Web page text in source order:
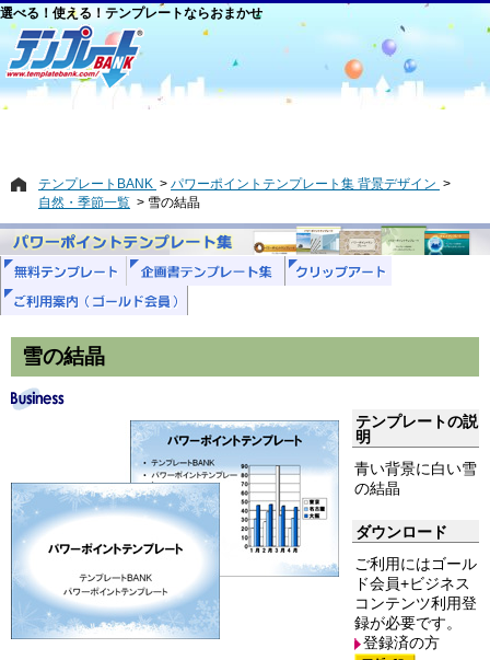
選べる！使える！テンプレートならおまかせ
テンプレートBANK
パワーポイントテンプレート集 背景デザイン
自然・季節一覧
雪の結晶
雪の結晶
テンプレートの説
明
青い背景に白い雪
の結晶
ダウンロード
ご利用にはゴール
ド会員+ビジネス
コンテンツ利用登
録が必要です。
登録済の方